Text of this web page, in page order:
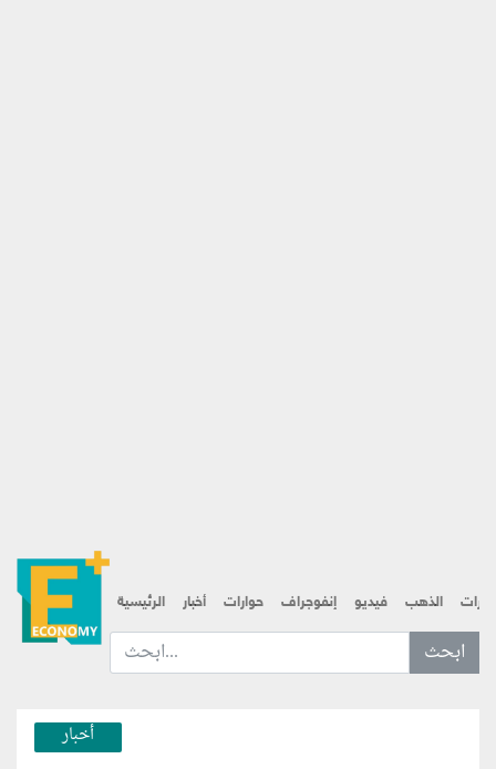
الرئيسية أخبار حوارات إنفوجراف فيديو الذهب
ابحث عن... :
أخبار